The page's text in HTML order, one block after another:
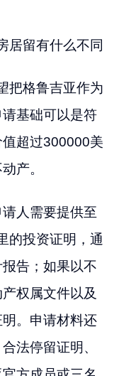
居留有什么不同
把格鲁吉亚作为
基础可以是符
超过300000美
产。
人需要提供至
的投资证明，通
告；如果以不
权属文件以及
。申请材料还
法停留证明、